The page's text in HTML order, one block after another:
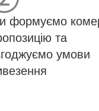
формуємо
та
умови